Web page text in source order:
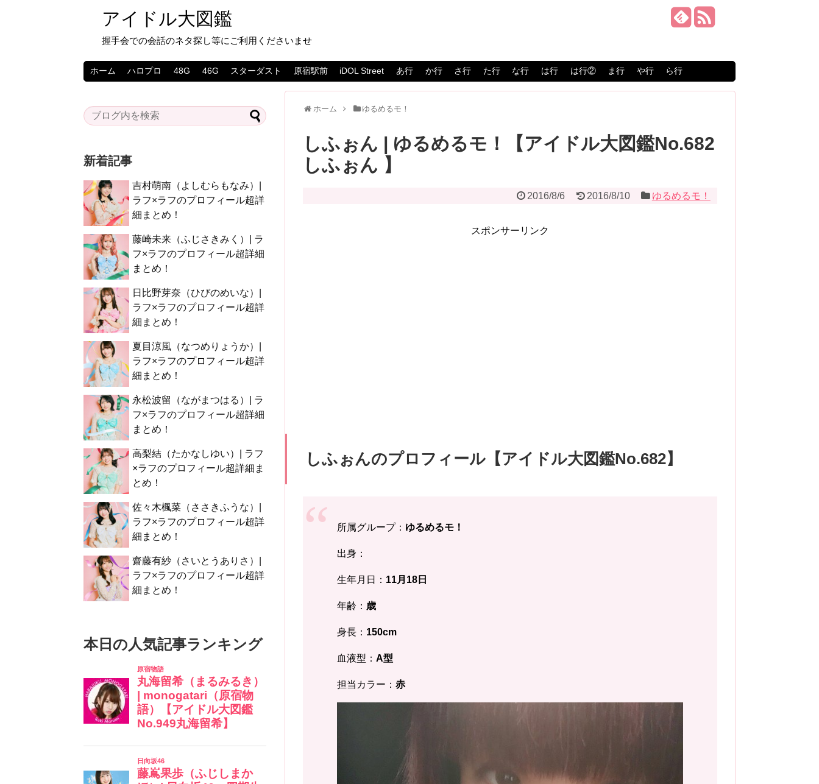
アイドル大図鑑
握手会での会話のネタ探し等にご利用くださいませ
ホーム ハロプロ 48G 46G スターダスト 原宿駅前 iDOL Street あ行 か行 さ行 た行 な行 は行 は行② ま行 や行 ら行
ホーム ゆるめるモ！
しふぉん | ゆるめるモ！【アイドル大図鑑No.682
しふぉん 】
2016/8/6 2016/8/10 ゆるめるモ！
スポンサーリンク
しふぉんのプロフィール【アイドル大図鑑No.682】
所属グループ： ゆるめるモ！
出身：
生年月日： 11月18日
年齢： 歳
身長： 150cm
血液型： A型
担当カラー： 赤
新着記事
吉村萌南（よしむらもなみ）|
ラフ×ラフのプロフィール超詳
細まとめ！
藤崎未来（ふじさきみく）| ラ
フ×ラフのプロフィール超詳細
まとめ！
日比野芽奈（ひびのめいな）|
ラフ×ラフのプロフィール超詳
細まとめ！
夏目涼風（なつめりょうか）|
ラフ×ラフのプロフィール超詳
細まとめ！
永松波留（ながまつはる）| ラ
フ×ラフのプロフィール超詳細
まとめ！
高梨結（たかなしゆい）| ラフ
×ラフのプロフィール超詳細ま
とめ！
佐々木楓菜（ささきふうな）|
ラフ×ラフのプロフィール超詳
細まとめ！
齋藤有紗（さいとうありさ）|
ラフ×ラフのプロフィール超詳
細まとめ！
本日の人気記事ランキング